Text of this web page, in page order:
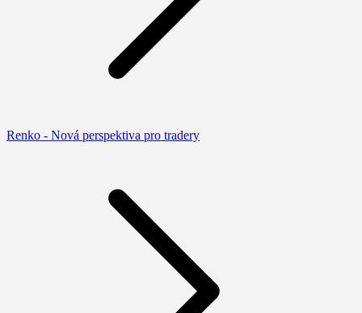
Renko - Nová perspektiva pro tradery